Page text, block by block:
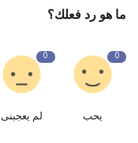
ما هو رد فعلك؟
0
يحب
0
لم يعجبنى